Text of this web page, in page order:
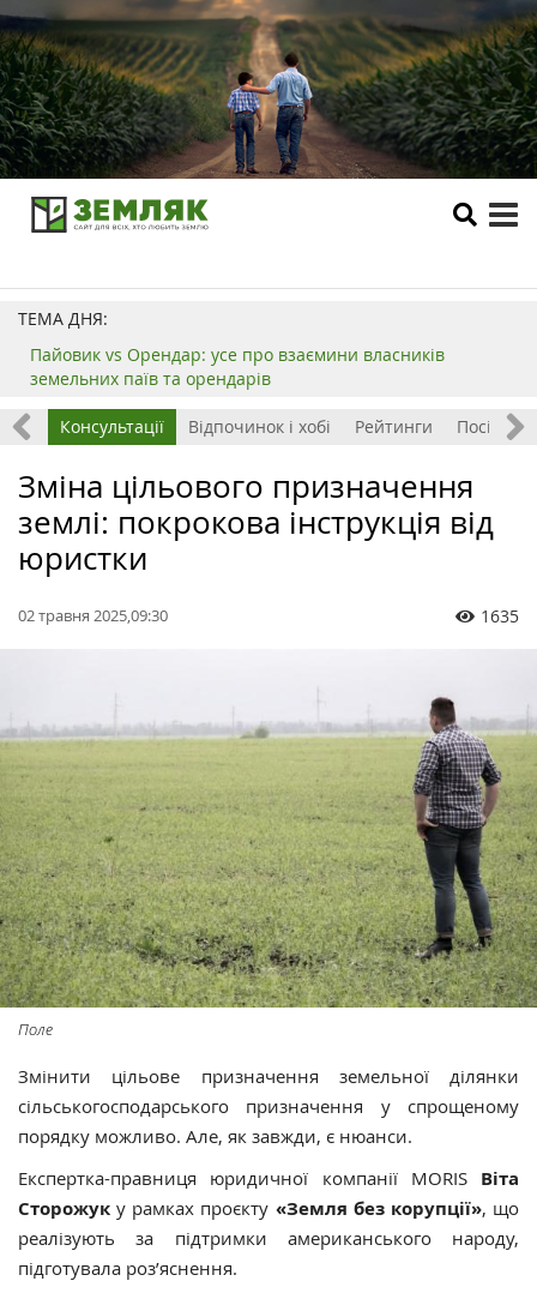
ТЕМА ДНЯ:
Пайовик vs Орендар: усе про взаємини власників
земельних паїв та орендарів
Консультації Відпочинок і хобі Рейтинги
Зміна цільового призначення
землі: покрокова інструкція від
юристки
02 травня 2025,09:30 1635
Поле
Змінити цільове призначення земельної ділянки
сільськогосподарського призначення у спрощеному
порядку можливо. Але, як завжди, є нюанси.
Експертка-правниця юридичної компанії MORIS Віта
Сторожук у рамках проєкту «Земля без корупції», що
реалізують за підтримки американського народу,
підготувала роз’яснення.